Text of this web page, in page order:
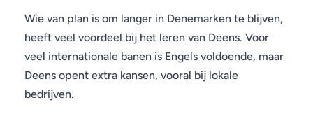
Wie van plan is om langer in Denemarken te blijven,
heeft veel voordeel bij het leren van Deens. Voor
veel internationale banen is Engels voldoende, maar
Deens opent extra kansen, vooral bij lokale
bedrijven.